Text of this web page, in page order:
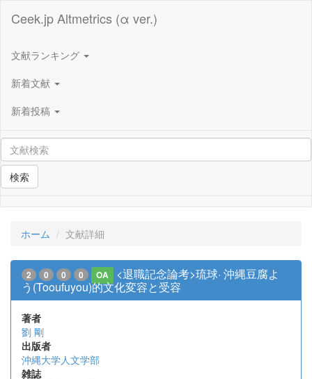
Ceek.jp Altmetrics (α ver.)
文献ランキング
新着文献
新着投稿
検索
ホーム 文献詳細
2 0 0 0 OA
<退職記念論考>琉球· 沖縄豆腐よ
う(Tooufuyou)的文化変容と受容
著者
劉 剛
出版者
沖縄大学人文学部
雑誌